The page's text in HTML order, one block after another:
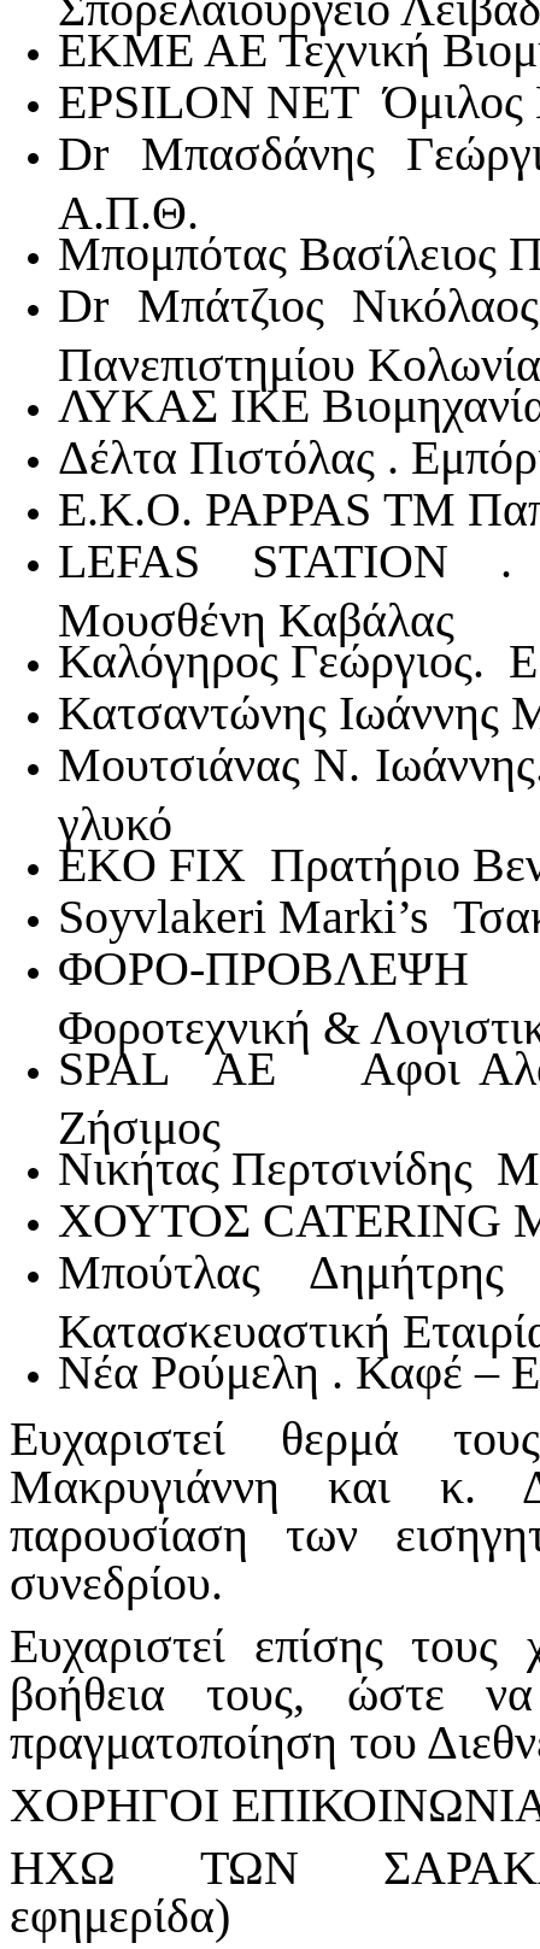
ΕΚΜΕ ΑΕ Τεχνική
EPSILON NET Όμιλος
Dr Μπασδάνης
Α.Π.Θ.
Μπομπότας Βασίλειος
Dr Μπάτζιος
Πανεπιστημίου
ΛΥΚΑΣ ΙΚΕ Βιομηχανία
Δέλτα Πιστόλας .
Ε.Κ.Ο. PAPPAS ΤΜ
LEFAS STATION .
Μουσθένη Καβάλας
Καλόγηρος Γεώργιος.
Κατσαντώνης Ιωάννης
Μουτσιάνας Ν.
γλυκό
EKO FIX Πρατήριο
Soyvlakeri Marki’s
ΦΟΡΟ-ΠΡΟΒΛΕΨΗ
Φοροτεχνική &
SPAL ΑΕ Αφοι
Ζήσιμος
Νικήτας Περτσινίδης
ΧΟΥΤΟΣ CATERING
Μπούτλας Δημήτρης
Κατασκευαστική
Νέα Ρούμελη . Καφέ –
Ευχαριστεί θερμά
Μακρυγιάννη και κ.
παρουσίαση των
συνεδρίου.
Ευχαριστεί επίσης τους
βοήθεια τους, ώστε
πραγματοποίηση του
ΧΟΡΗΓΟΙ
ΗΧΩ ΤΩΝ
εφημερίδα)